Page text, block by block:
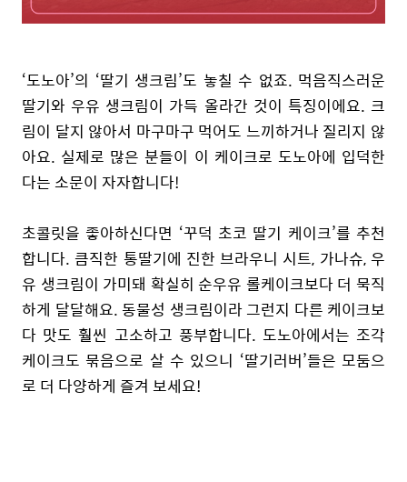
‘도노아’의 ‘딸기 생크림’도 놓칠 수 없죠. 먹음직스러운
딸기와 우유 생크림이 가득 올라간 것이 특징이에요. 크
림이 달지 않아서 마구마구 먹어도 느끼하거나 질리지 않
아요. 실제로 많은 분들이 이 케이크로 도노아에 입덕한
다는 소문이 자자합니다!
초콜릿을 좋아하신다면 ‘꾸덕 초코 딸기 케이크’를 추천
합니다. 큼직한 통딸기에 진한 브라우니 시트, 가나슈, 우
유 생크림이 가미돼 확실히 순우유 롤케이크보다 더 묵직
하게 달달해요. 동물성 생크림이라 그런지 다른 케이크보
다 맛도 훨씬 고소하고 풍부합니다. 도노아에서는 조각
케이크도 묶음으로 살 수 있으니 ‘딸기러버’들은 모둠으
로 더 다양하게 즐겨 보세요!